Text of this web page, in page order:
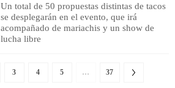
Un total de 50 propuestas distintas de tacos
se desplegarán en el evento, que irá
acompañado de mariachis y un show de
lucha libre
3 4 5 … 37